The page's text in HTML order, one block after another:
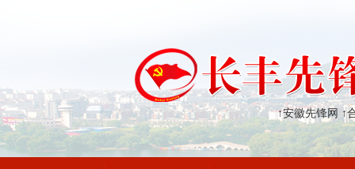
↑安徽先锋网 ↑